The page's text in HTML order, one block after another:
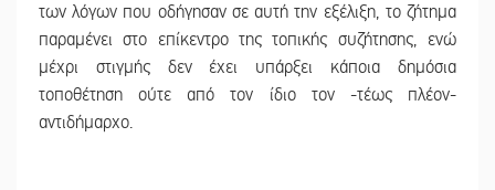
των λόγων που οδήγησαν σε αυτή την εξέλιξη, το ζήτημα
παραμένει στο επίκεντρο της τοπικής συζήτησης, ενώ
μέχρι στιγμής δεν έχει υπάρξει κάποια δημόσια
τοποθέτηση ούτε από τον ίδιο τον -τέως πλέον-
αντιδήμαρχο.